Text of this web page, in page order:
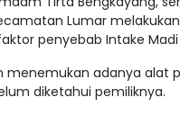
Lumar
penyebab Intake
menemukan adanya alat
diketahui pemiliknya.